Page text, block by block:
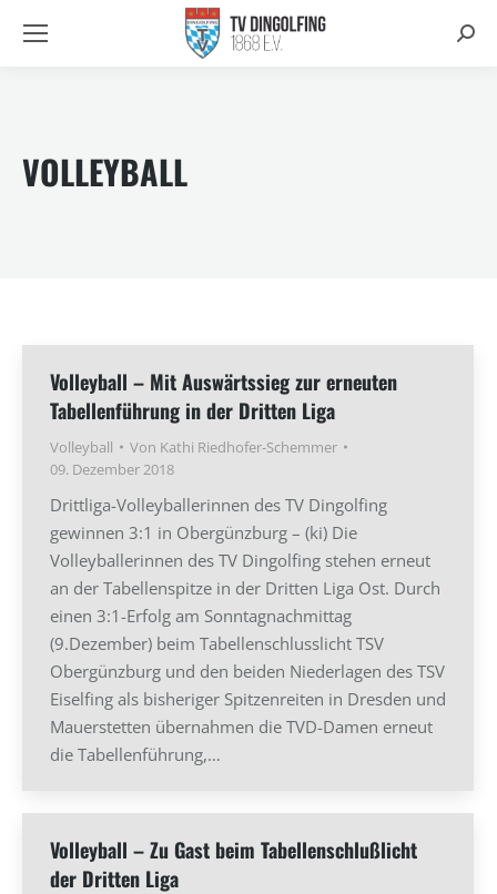
VOLLEYBALL
Volleyball – Mit Auswärtssieg zur erneuten
Tabellenführung in der Dritten Liga
Volleyball Von Kathi Riedhofer-Schemmer
09. Dezember 2018
Drittliga-Volleyballerinnen des TV Dingolfing
gewinnen 3:1 in Obergünzburg – (ki) Die
Volleyballerinnen des TV Dingolfing stehen erneut
an der Tabellenspitze in der Dritten Liga Ost. Durch
einen 3:1-Erfolg am Sonntagnachmittag
(9.Dezember) beim Tabellenschlusslicht TSV
Obergünzburg und den beiden Niederlagen des TSV
Eiselfing als bisheriger Spitzenreiten in Dresden und
Mauerstetten übernahmen die TVD-Damen erneut
die Tabellenführung,…
Volleyball – Zu Gast beim Tabellenschlußlicht
der Dritten Liga